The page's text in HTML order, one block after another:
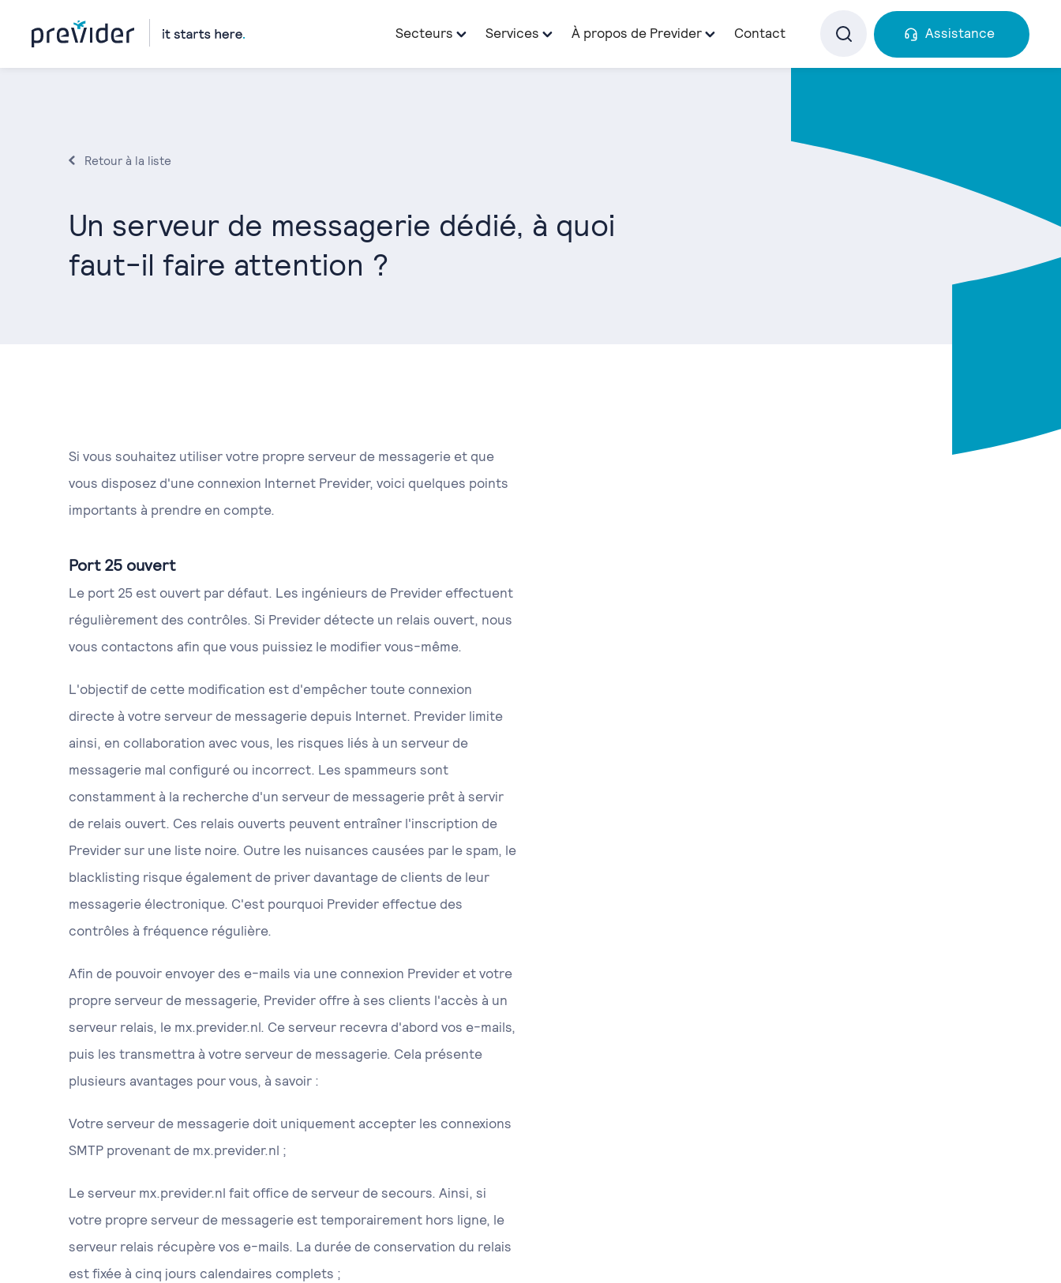
Secteurs Services À propos de Previder Contact Assistance
Retour à la liste
Un serveur de messagerie dédié, à quoi
faut-il faire attention ?
Si vous souhaitez utiliser votre propre serveur de messagerie et que
vous disposez d'une connexion Internet Previder, voici quelques points
importants à prendre en compte.
Port 25 ouvert
Le port 25 est ouvert par défaut. Les ingénieurs de Previder effectuent
régulièrement des contrôles. Si Previder détecte un relais ouvert, nous
vous contactons afin que vous puissiez le modifier vous-même.
L'objectif de cette modification est d'empêcher toute connexion
directe à votre serveur de messagerie depuis Internet. Previder limite
ainsi, en collaboration avec vous, les risques liés à un serveur de
messagerie mal configuré ou incorrect. Les spammeurs sont
constamment à la recherche d'un serveur de messagerie prêt à servir
de relais ouvert. Ces relais ouverts peuvent entraîner l'inscription de
Previder sur une liste noire. Outre les nuisances causées par le spam, le
blacklisting risque également de priver davantage de clients de leur
messagerie électronique. C'est pourquoi Previder effectue des
contrôles à fréquence régulière.
Afin de pouvoir envoyer des e-mails via une connexion Previder et votre
propre serveur de messagerie, Previder offre à ses clients l'accès à un
serveur relais, le mx.previder.nl. Ce serveur recevra d'abord vos e-mails,
puis les transmettra à votre serveur de messagerie. Cela présente
plusieurs avantages pour vous, à savoir :
Votre serveur de messagerie doit uniquement accepter les connexions
SMTP provenant de mx.previder.nl ;
Le serveur mx.previder.nl fait office de serveur de secours. Ainsi, si
votre propre serveur de messagerie est temporairement hors ligne, le
serveur relais récupère vos e-mails. La durée de conservation du relais
est fixée à cinq jours calendaires complets ;